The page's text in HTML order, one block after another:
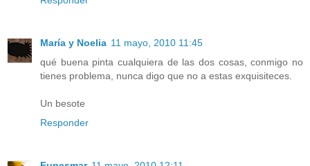
María y Noelia 11 mayo, 2010 11:45
qué buena pinta cualquiera de las dos cosas, conmigo no
tienes problema, nunca digo que no a estas exquisiteces.
Un besote
Responder